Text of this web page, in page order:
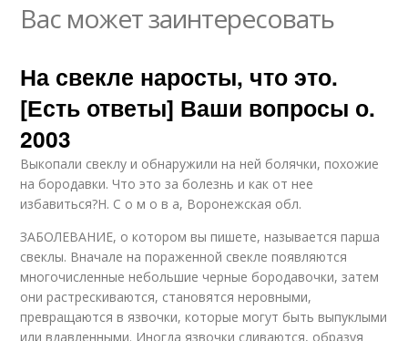
Вас может заинтересовать
На свекле наросты, что это.
[Есть ответы] Ваши вопросы о.
2003
Выкопали свеклу и обнаружили на ней болячки, похожие
на бородавки. Что это за болезнь и как от нее
избавиться?Н. С о м о в а, Воронежская обл.
ЗАБОЛЕВАНИЕ, о котором вы пишете, называется парша
свеклы. Вначале на пораженной свекле появляются
многочисленные небольшие черные бородавочки, затем
они растрескиваются, становятся неровными,
превращаются в язвочки, которые могут быть выпуклыми
или вдавленными. Иногда язвочки сливаются, образуя